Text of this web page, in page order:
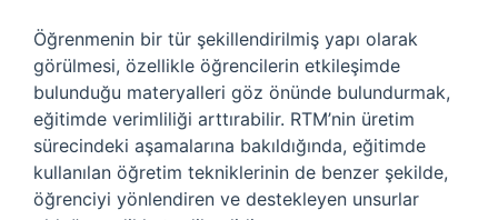
Öğrenmenin bir tür şekillendirilmiş yapı olarak
görülmesi, özellikle öğrencilerin etkileşimde
bulunduğu materyalleri göz önünde bulundurmak,
eğitimde verimliliği arttırabilir. RTM’nin üretim
sürecindeki aşamalarına bakıldığında, eğitimde
kullanılan öğretim tekniklerinin de benzer şekilde,
öğrenciyi yönlendiren ve destekleyen unsurlar